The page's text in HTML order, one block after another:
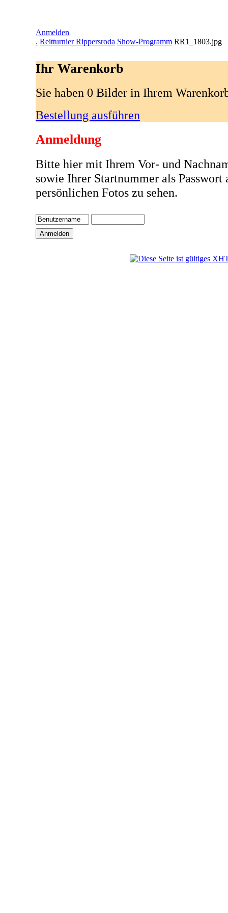
Anmelden
. Reitturnier Rippersroda Show-Programm RR1_1803.jpg
Ihr Warenkorb
Sie haben 0 Bilder in Ihrem
Bestellung ausführen
Anmeldung
Bitte hier mit Ihrem Vor- und
sowie Ihrer Startnummer als Passwort
persönlichen Fotos zu sehen.